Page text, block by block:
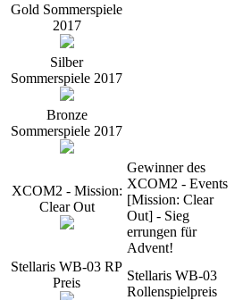
Gold Sommerspiele
2017
Silber
Sommerspiele 2017
Bronze
Sommerspiele 2017
XCOM2 - Mission:
Clear Out
Gewinner des
XCOM2 - Events
[Mission: Clear
Out] - Sieg
errungen für
Advent!
Stellaris WB-03 RP
Preis
Stellaris WB-03
Rollenspielpreis